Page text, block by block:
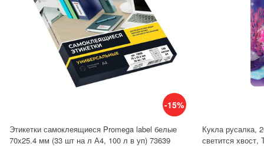
-15%
Этикетки самоклеящиеся Promega label белые
70х25.4 мм (33 шт на л А4, 100 л в уп) 73639
Кукла русалка,
светится хвост,